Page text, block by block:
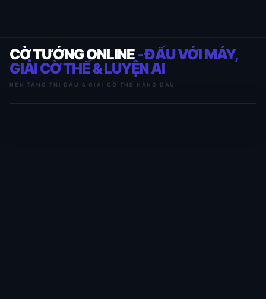
CỜ TƯỚNG ONLINE- ĐẤU VỚI MÁY,
GIẢI CỜ THẾ & LUYỆN AI
NỀN TẢNG THI ĐẤU & GIẢI CỜ THẾ HÀNG ĐẦU